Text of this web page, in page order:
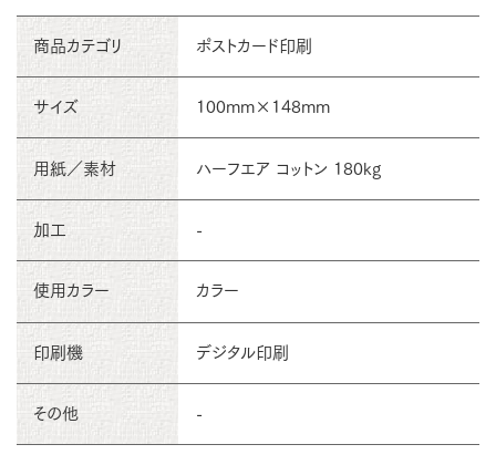
商品カテゴリ ポストカード印刷
サイズ 100mm×148mm
用紙／素材 ハーフエア コットン 180kg
加工 -
使用カラー カラー
印刷機 デジタル印刷
その他 -